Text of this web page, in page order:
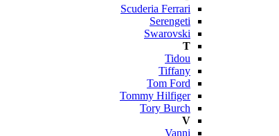
Scuderia Ferrari
Serengeti
Swarovski
T
Tidou
Tiffany
Tom Ford
Tommy Hilfiger
Tory Burch
V
Vanni